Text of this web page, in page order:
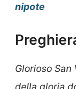
nipote
Glorioso